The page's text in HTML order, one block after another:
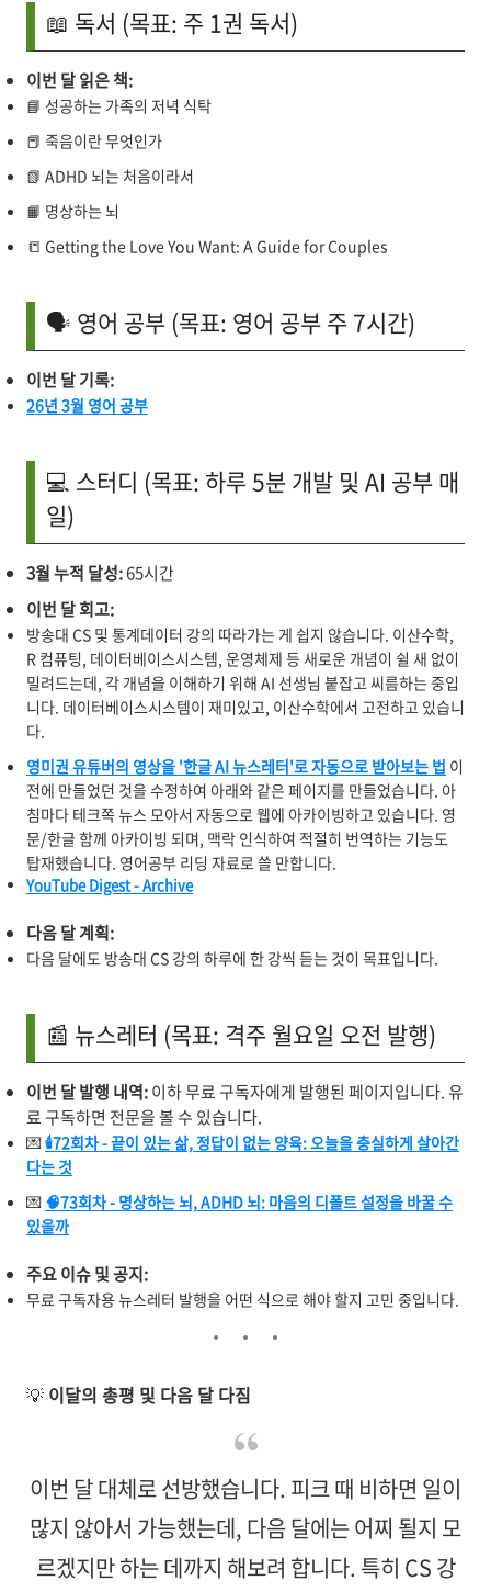
📖 독서 (목표: 주 1권 독서)
이번 달 읽은 책:
📘 성공하는 가족의 저녁 식탁
📕 죽음이란 무엇인가
📗 ADHD 뇌는 처음이라서
📙 명상하는 뇌
📒 Getting the Love You Want: A Guide for Couples
🗣️ 영어 공부 (목표: 영어 공부 주 7시간)
이번 달 기록:
26년 3월 영어 공부
💻 스터디 (목표: 하루 5분 개발 및 AI 공부 매
일)
3월 누적 달성:65시간
이번 달 회고:
방송대 CS 및 통계데이터 강의 따라가는 게 쉽지 않습니다. 이산수학,
R 컴퓨팅, 데이터베이스시스템, 운영체제 등 새로운 개념이 쉴 새 없이
밀려드는데, 각 개념을 이해하기 위해 AI 선생님 붙잡고 씨름하는 중입
니다. 데이터베이스시스템이 재미있고, 이산수학에서 고전하고 있습니
다.
영미권 유튜버의 영상을 '한글 AI 뉴스레터'로 자동으로 받아보는 법 이
전에 만들었던 것을 수정하여 아래와 같은 페이지를 만들었습니다. 아
침마다 테크쪽 뉴스 모아서 자동으로 웹에 아카이빙하고 있습니다. 영
문/한글 함께 아카이빙 되며, 맥락 인식하여 적절히 번역하는 기능도
탑재했습니다. 영어공부 리딩 자료로 쓸 만합니다.
YouTube Digest - Archive
다음 달 계획:
다음 달에도 방송대 CS 강의 하루에 한 강씩 듣는 것이 목표입니다.
📰 뉴스레터 (목표: 격주 월요일 오전 발행)
이번 달 발행 내역:이하 무료 구독자에게 발행된 페이지입니다. 유
료 구독하면 전문을 볼 수 있습니다.
💌🕯️72회차 - 끝이 있는 삶, 정답이 없는 양육: 오늘을 충실하게 살아간
다는 것
💌 🧠73회차 - 명상하는 뇌, ADHD 뇌: 마음의 디폴트 설정을 바꿀 수
있을까
주요 이슈 및 공지:
무료 구독자용 뉴스레터 발행을 어떤 식으로 해야 할지 고민 중입니다.
💡 이달의 총평 및 다음 달 다짐
이번 달 대체로 선방했습니다. 피크 때 비하면 일이
많지 않아서 가능했는데, 다음 달에는 어찌 될지 모
르겠지만 하는 데까지 해보려 합니다. 특히 CS 강